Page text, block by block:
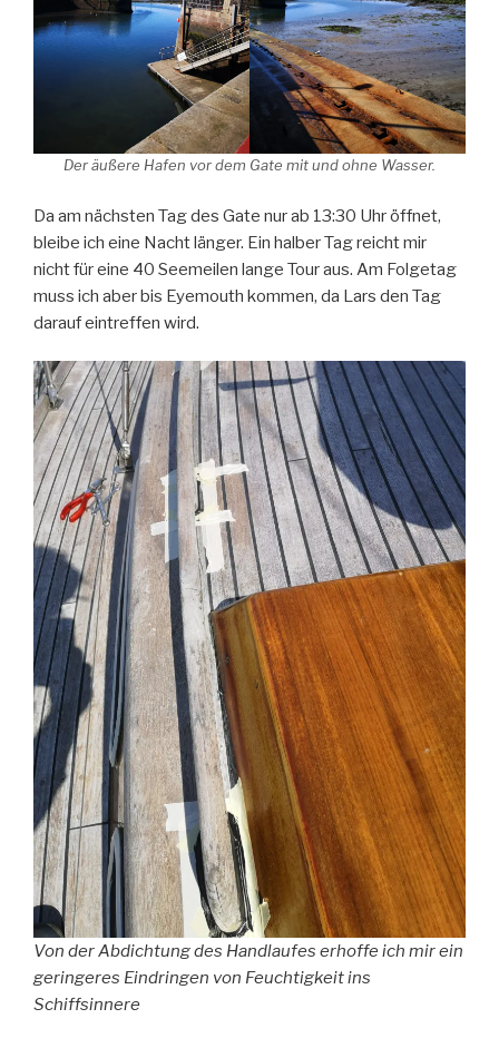
Der äußere Hafen vor dem Gate mit und ohne Wasser.
Da am nächsten Tag des Gate nur ab 13:30 Uhr öffnet,
bleibe ich eine Nacht länger. Ein halber Tag reicht mir
nicht für eine 40 Seemeilen lange Tour aus. Am Folgetag
muss ich aber bis Eyemouth kommen, da Lars den Tag
darauf eintreffen wird.
Von der Abdichtung des Handlaufes erhoffe ich mir ein
geringeres Eindringen von Feuchtigkeit ins
Schiffsinnere